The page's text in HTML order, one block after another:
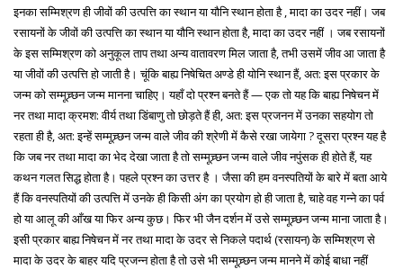
इनका सम्मिश्रण ही जीवों की उत्पत्ति का स्थान या यौनि स्थान होता है , मादा का उदर नहीं। जब
रसायनों के जीवों की उत्पत्ति का स्थान या यौनि स्थान होता है, मादा का उदर नहीं । जब रसायनों
के इस सम्मिश्रण को अनुकूल ताप तथा अन्य वातावरण मिल जाता है, तभी उसमें जीव आ जाता है
या जीवों की उत्पत्ति हो जाती है। चूंकि बाह्य निषेचित अण्डे ही योनि स्थान हैं, अत: इस प्रकार के
जन्म को सम्मूच्र्छन जन्म मानना चाहिए। यहाँ दो प्रश्न बनते हैं — एक तो यह कि बाह्य निषेचन में
नर तथा मादा क्रमश: वीर्य तथा डिंबाणु तो छोड़ते हैं ही, अत: इस प्रजनन में उनका सहयोग तो
रहता ही है, अत: इन्हें सम्मूच्र्छन जन्म वाले जीव की श्रेणी में कैसे रखा जायेगा ? दूसरा प्रश्न यह है
कि जब नर तथा मादा का भेद देखा जाता है तो सम्मूच्र्छन जन्म वाले जीव नपुंसक ही होते हैं, यह
कथन गलत सिद्ध होता है। पहले प्रश्न का उत्तर है । जैसा की हम वनस्पतियों के बारे में बता आये
हैं कि वनस्पतियों की उत्पत्ति में उनके ही किसी अंग का प्रयोग हो ही जाता है, चाहे वह गन्ने का पर्व
हो या आलू की आँख या फिर अन्य कुछ। फिर भी जैन दर्शन में उसे सम्मूच्र्छन जन्म माना जाता है।
इसी प्रकार बाह्य निषेचन में नर तथा मादा के उदर से निकले पदार्थ (रसायन) के सम्मिश्रण से
मादा के उदर के बाहर यदि प्रजन्न होता है तो उसे भी सम्मूच्र्छन जन्म मानने में कोई बाधा नहीं